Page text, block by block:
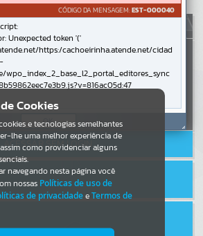
Por favor, aguarde...
Por favor, aguarde...
Por favor, aguarde...
ACESSAR SEM LOGIN
Cookies
e tecnologias semelhantes
lhe uma melhor experiência de
como providenciar alguns
navegando nesta página você
nossas Políticas de uso de
de privacidadeeTermos de
CÓDIGO DA MENSAGEM:EST-000040
Unexpected token '('
https:/cachoeirinha.atende.net/cidad
wpo_index_2_base_l2_portal_editores_sync
OK